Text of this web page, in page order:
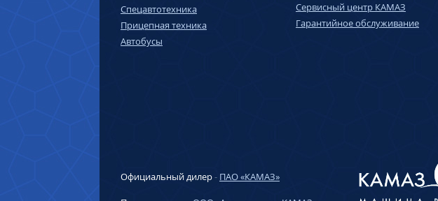
Спецавтотехника
Прицепная техника
Автобусы
Сервисный центр КАМАЗ
Гарантийное обслуживание
Официальный дилер- ПАО «КАМАЗ»